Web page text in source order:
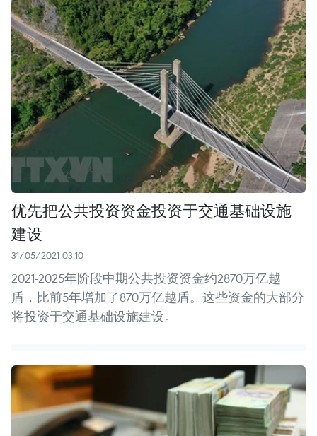
优先把公共投资资金投资于交通基础设施
建设
31/05/2021 03:10
2021-2025年阶段中期公共投资资金约2870万亿越
盾，比前5年增加了870万亿越盾。这些资金的大部分
将投资于交通基础设施建设。